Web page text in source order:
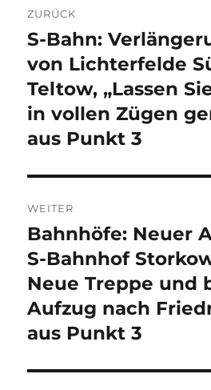
ZURÜCK
Vorheriger
Beitrag:
S-Bahn:
von Lichterfelde
Teltow, „Lassen
in vollen Zügen
aus Punkt 3
WEITER
Nächster
Beitrag:
Bahnhöfe: Neuer
S-Bahnhof
Neue Treppe und
Aufzug nach
aus Punkt 3